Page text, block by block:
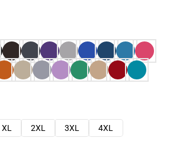
XL 2XL 3XL
4XL